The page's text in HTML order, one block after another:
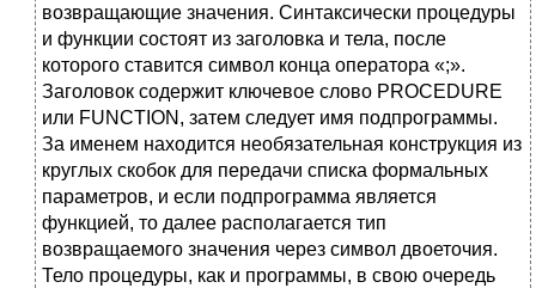
возвращающие значения. Синтаксически процедуры
и функции состоят из заголовка и тела, после
которого ставится символ конца оператора «;».
Заголовок содержит ключевое слово PROCEDURE
или FUNCTION, затем следует имя подпрограммы.
За именем находится необязательная конструкция из
круглых скобок для передачи списка формальных
параметров, и если подпрограмма является
функцией, то далее располагается тип
возвращаемого значения через символ двоеточия.
Тело процедуры, как и программы, в свою очередь